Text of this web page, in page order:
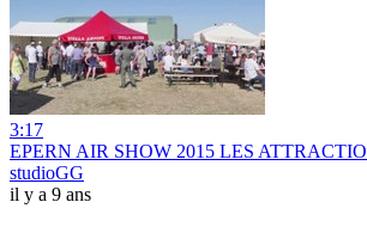
3:17
EPERN AIR SHOW 2015 LES
studioGG
il y a 9 ans